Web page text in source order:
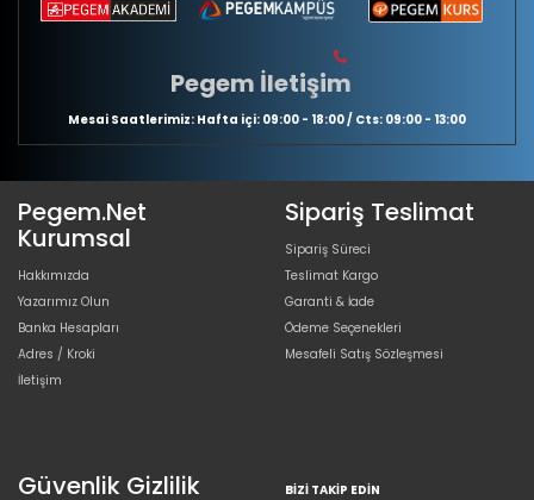
Pegem İletişim
Mesai Saatlerimiz: Hafta içi: 09:00 - 18:00 / Cts: 09:00 - 13:00
Pegem.Net
Kurumsal
Hakkımızda
Yazarımız Olun
Banka Hesapları
Adres / Kroki
İletişim
Sipariş Teslimat
Sipariş Süreci
Teslimat Kargo
Garanti & İade
Ödeme Seçenekleri
Mesafeli Satış Sözleşmesi
Güvenlik Gizlilik BIZI TAKIP EDIN